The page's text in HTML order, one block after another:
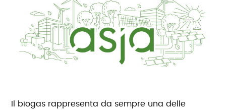
Il biogas rappresenta da sempre una delle